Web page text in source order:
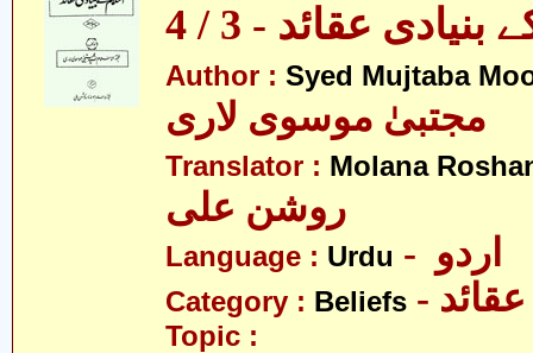
عقائد - 3 / 4
Author : Syed Mujtaba
مجتبیٰ موسوی لاری
Translator : Molana
روشن علی
Language : Urdu
Category : Beliefs - عقائد
Topic :